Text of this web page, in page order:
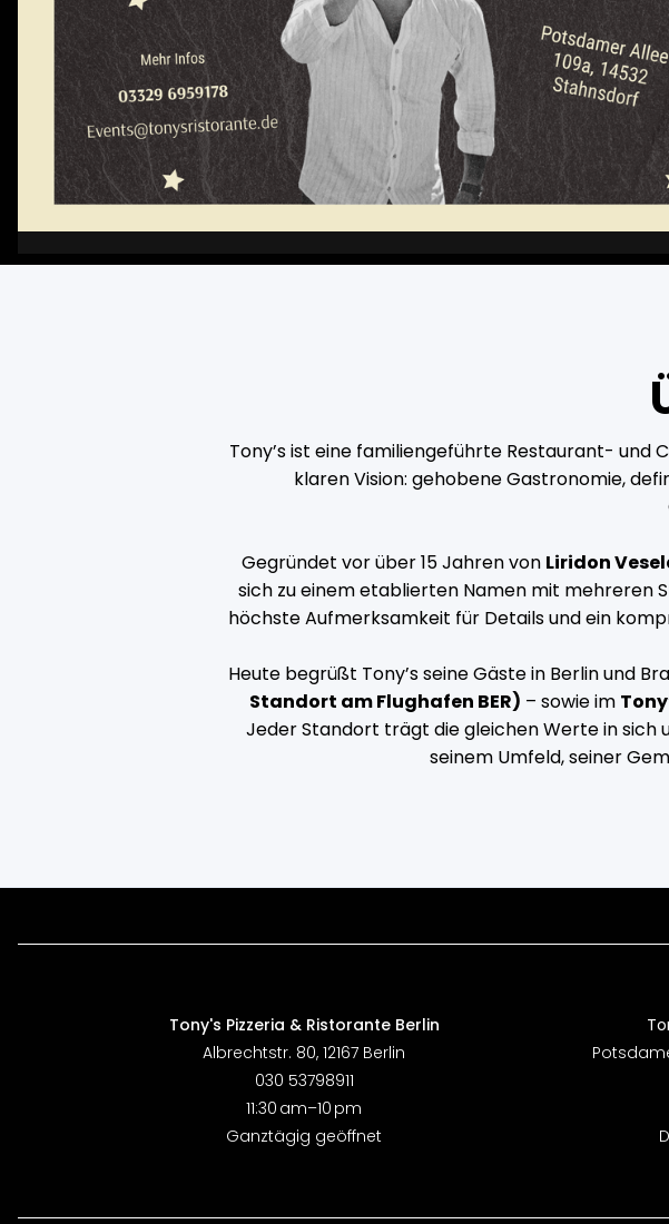
Tony’s ist eine familiengeführte Restaurant- und
klaren Vision: gehobene Gastronomie,
Gegründet vor über 15 Jahren von Liridon
sich zu einem etablierten Namen mit mehreren
höchste Aufmerksamkeit für Details und ein
Heute begrüßt Tony’s seine Gäste in Berlin und
Standort am Flughafen BER) – sowie im
Jeder Standort trägt die gleichen Werte in sich
seinem Umfeld, seiner
Tony's Pizzeria & Ristorante Berlin
Albrechtstr. 80, 12167 Berlin
030 53798911
11:30 am–10 pm
Ganztägig geöffnet